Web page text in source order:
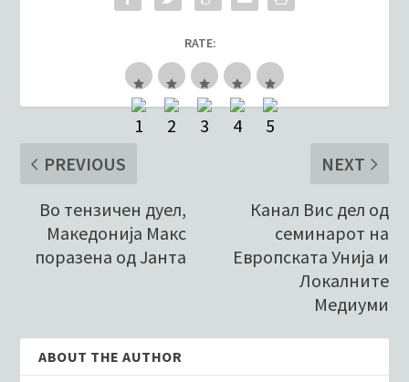
RATE:
PREVIOUS
Во тензичен дуел,
Македонија Макс
поразена од Јанта
NEXT
Канал Вис дел од
семинарот на
Европската Унија и
Локалните
Медиуми
ABOUT THE AUTHOR